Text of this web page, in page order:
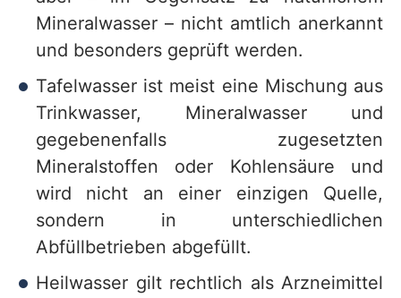
Mineralwasser – nicht amtlich anerkannt
und besonders geprüft werden.
Tafelwasser ist meist eine Mischung aus
Trinkwasser, Mineralwasser und
gegebenenfalls zugesetzten
Mineralstoffen oder Kohlensäure und
wird nicht an einer einzigen Quelle,
sondern in unterschiedlichen
Abfüllbetrieben abgefüllt.
Heilwasser gilt rechtlich als Arzneimittel